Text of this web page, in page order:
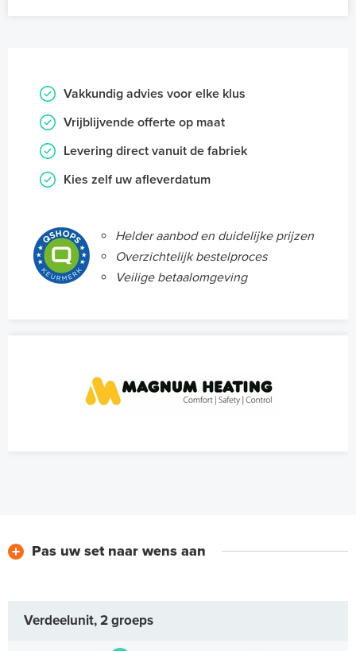
Vakkundig advies voor elke klus
Vrijblijvende offerte op maat
Levering direct vanuit de fabriek
Kies zelf uw afleverdatum
Helder aanbod en duidelijke prijzen
Overzichtelijk bestelproces
Veilige betaalomgeving
Pas uw set naar wens aan
Verdeelunit, 2 groeps